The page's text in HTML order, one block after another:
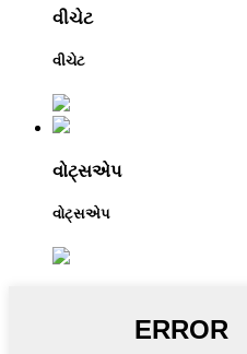
વીચેટ
વીચેટ
વોટ્સએપ
વોટ્સએપ